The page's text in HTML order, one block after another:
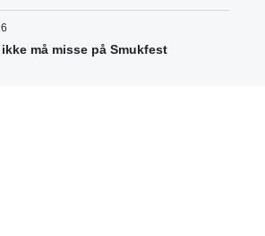
må misse på Smukfest